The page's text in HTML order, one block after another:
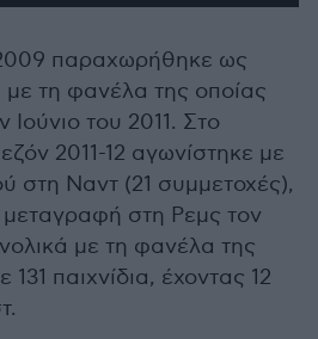
παραχωρήθηκε ως
με τη φανέλα της οποίας
του 2011. Στο
2011-12 αγωνίστηκε με
στη Ναντ (21 συμμετοχές),
μεταγραφή στη Ρεμς τον
με τη φανέλα της
παιχνίδια, έχοντας 12